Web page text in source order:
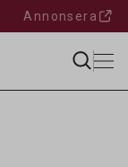
Annonsera